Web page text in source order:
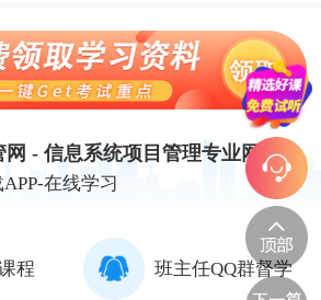
网 - 信息系统项目管理专业网站
在线学习
程 班主任QQ群督学